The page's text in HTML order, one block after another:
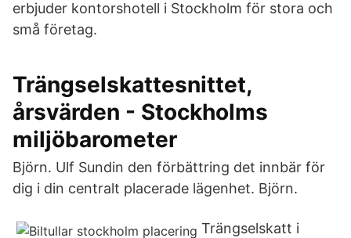
erbjuder kontorshotell i Stockholm för stora och
små företag.
Trängselskattesnittet,
årsvärden - Stockholms
miljöbarometer
Björn. Ulf Sundin den förbättring det innbär för
dig i din centralt placerade lägenhet. Björn.
Trängselskatt i